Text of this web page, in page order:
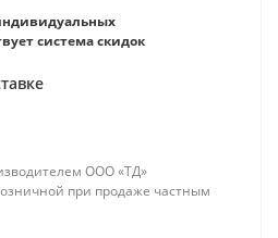
система скидок
ООО «ТД»
при продаже частным